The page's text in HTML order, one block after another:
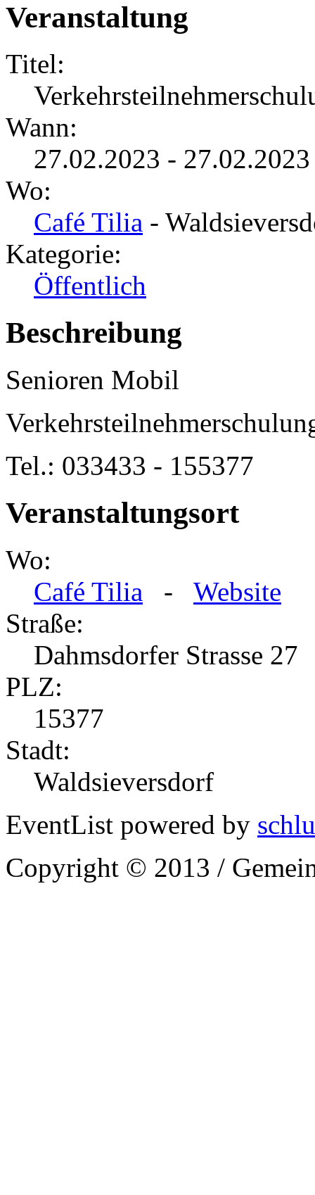
Veranstaltung
Titel:
Wann:
27.02.2023 -
Wo:
Café Tilia -
Kategorie:
Öffentlich
Beschreibung
Senioren Mobil
Tel.: 033433 - 155377
Veranstaltungsort
Wo:
Café Tilia - Website
Straße:
Dahmsdorfer Strasse 27
PLZ:
15377
Stadt:
Waldsieversdorf
EventList powered by
Copyright © 2013 /